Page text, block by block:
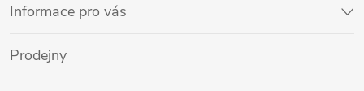
Informace pro vás
Prodejny